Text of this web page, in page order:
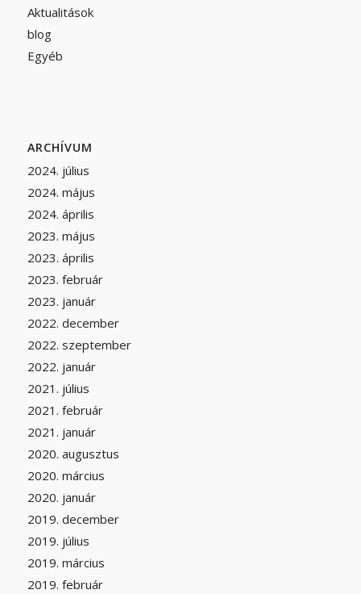
Aktualitások
blog
Egyéb
ARCHÍVUM
2024. július
2024. május
2024. április
2023. május
2023. április
2023. február
2023. január
2022. december
2022. szeptember
2022. január
2021. július
2021. február
2021. január
2020. augusztus
2020. március
2020. január
2019. december
2019. július
2019. március
2019. február